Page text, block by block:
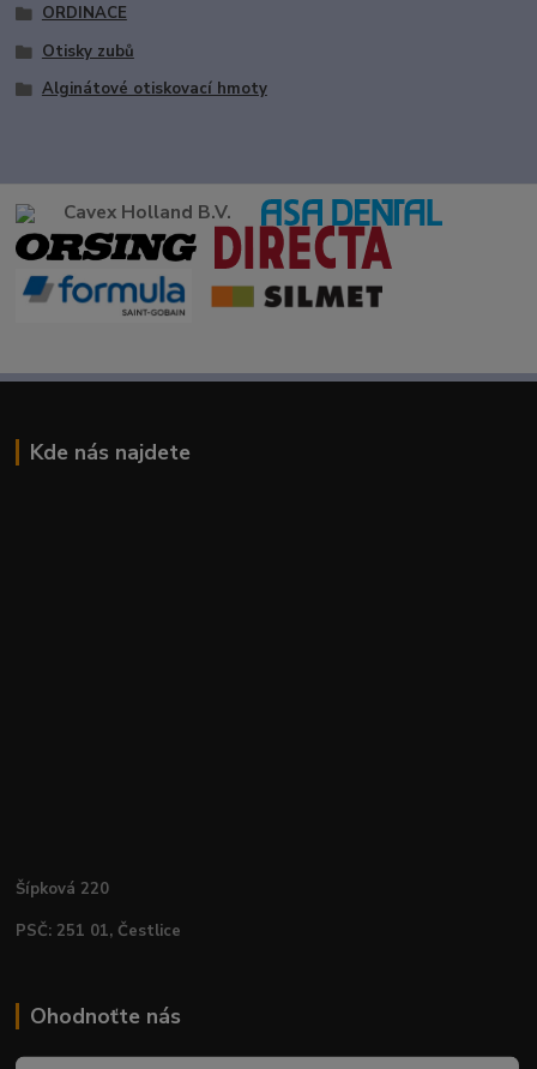
ORDINACE
Otisky zubů
Alginátové otiskovací hmoty
Cavex Holland B.V.
Kde nás najdete
Šípková 220
PSČ: 251 01, Čestlice
Ohodnoťte nás